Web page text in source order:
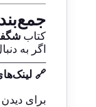
کتاب
اگر به
🔗
برای دیدن